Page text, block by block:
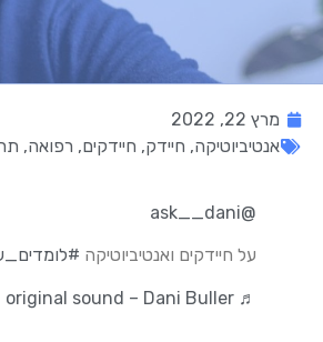
מרץ 22, 2022
אנטיביוטיקה, חיידק, חיידקים, רפואה,
@ask__dani
על חיידקים ואנטיביוטיקה
♬ original sound – Dani Buller